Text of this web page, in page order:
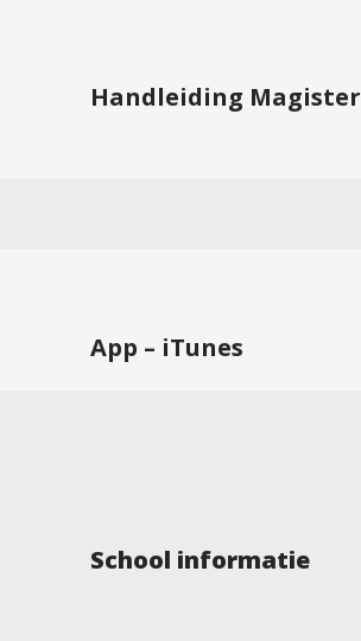
Handleiding Magister
App – iTunes
School informatie